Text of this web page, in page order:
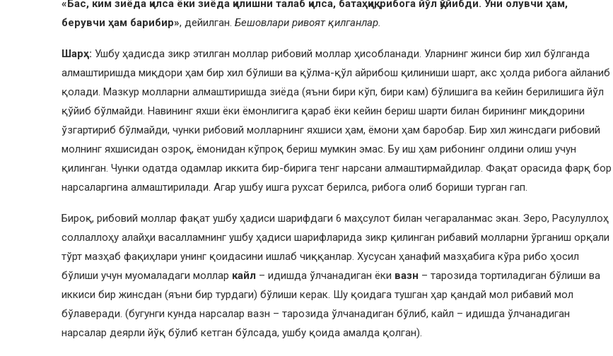
«Бас, ким зиёда қилса ёки зиёда қилишни талаб қилса, батаҳқиқ, рибога йўл қўйибди. Уни олувчи ҳам,
берувчи ҳам барибир», дейилган. Бешовлари ривоят қилганлар.
Шарҳ: Ушбу ҳадисда зикр этилган моллар рибовий моллар ҳисобланади. Уларнинг жинси бир хил бўлганда
алмаштиришда миқдори ҳам бир хил бўлиши ва қўлма-қўл айрибош қилиниши шарт, акс ҳолда рибога айланиб
қолади. Мазкур молларни алмаштиришда зиёда (яъни бири кўп, бири кам) бўлишига ва кейин берилишига йўл
қўйиб бўлмайди. Навининг яхши ёки ёмонлигига қараб ёки кейин бериш шарти билан бирининг миқдорини
ўзгартириб бўлмайди, чунки рибовий молларнинг яхшиси ҳам, ёмони ҳам баробар. Бир хил жинсдаги рибовий
молнинг яхшисидан озроқ, ёмонидан кўпроқ бериш мумкин эмас. Бу иш ҳам рибонинг олдини олиш учун
қилинган. Чунки одатда одамлар иккита бир-бирига тенг нарсани алмаштирмайдилар. Фақат орасида фарқ бор
нарсаларгина алмаштирилади. Агар ушбу ишга рухсат берилса, рибога олиб бориши турган гап.
Бироқ, рибовий моллар фақат ушбу ҳадиси шарифдаги 6 маҳсулот билан чегараланмас экан. Зеро, Расулуллоҳ
соллаллоҳу алайҳи васалламнинг ушбу ҳадиси шарифларида зикр қилинган рибавий молларни ўрганиш орқали
тўрт мазҳаб фақиҳлари унинг қоидасини ишлаб чиққанлар. Хусусан ҳанафий мазҳабига кўра рибо ҳосил
бўлиши учун муомаладаги моллар кайл – идишда ўлчанадиган ёки вазн – тарозида тортиладиган бўлиши ва
иккиси бир жинсдан (яъни бир турдаги) бўлиши керак. Шу қоидага тушган ҳар қандай мол рибавий мол
бўлаверади. (бугунги кунда нарсалар вазн – тарозида ўлчанадиган бўлиб, кайл – идишда ўлчанадиган
нарсалар деярли йўқ бўлиб кетган бўлсада, ушбу қоида амалда қолган).